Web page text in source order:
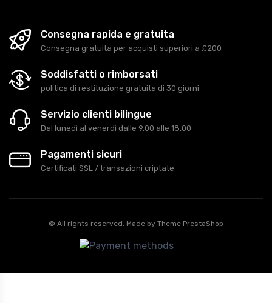
Consegna rapida e gratuita
Consegna gratuita per acquisti superiori a £200
Soddisfatti o rimborsati
politica di restituzione gratuita di 30 giorni
Servizio clienti bilingue
Dal lunedì al venerdì dalle 9.00 alle 18.00
Pagamenti sicuri
Certificati SSL / transazioni criptate
© All rights reserved. Made by Theme PrestaShop